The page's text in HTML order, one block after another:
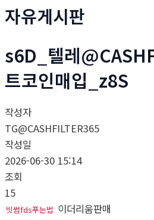
자유게시판
s6D_텔레
트코인매입_z8S
작성자
TG@CASHFILTER365
작성일
2026-06-30 15:14
조회
15
빗썸fds푸는법 이더리움판매